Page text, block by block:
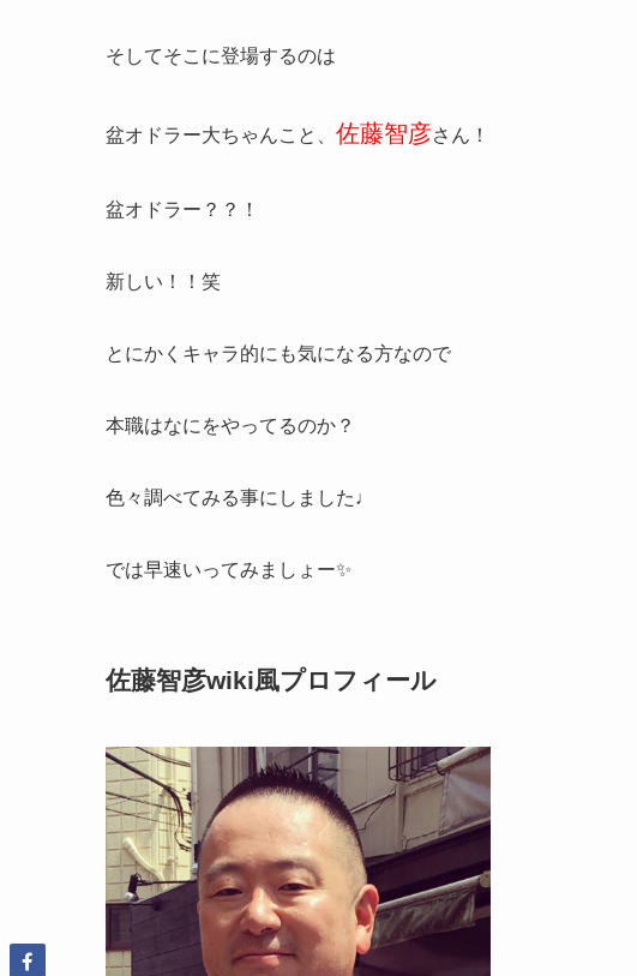
そしてそこに登場するのは
盆オドラー大ちゃんこと、 佐藤智彦さん！
盆オドラー？？！
新しい！！笑
とにかくキャラ的にも気になる方なので
本職はなにをやってるのか？
色々調べてみる事にしました♩
では早速いってみましょー✨
佐藤智彦wiki風プロフィール